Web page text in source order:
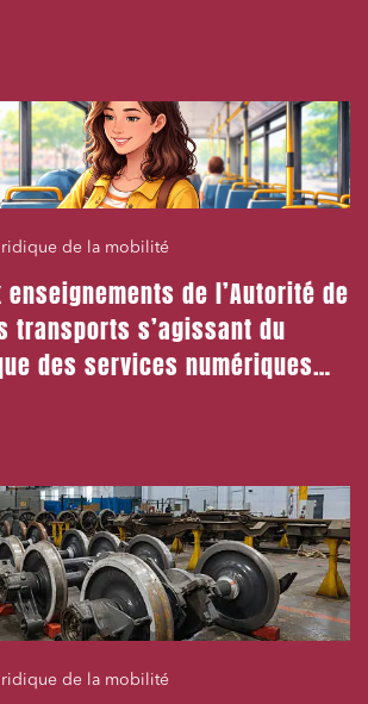
de la mobilité
enseignements de l’Autorité de
transports s’agissant du
des services numériques
de la mobilité